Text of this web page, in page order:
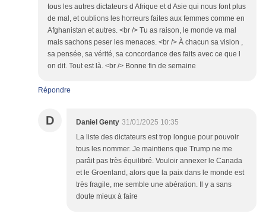
tous les autres dictateurs d Afrique et d Asie qui nous font plus
de mal, et oublions les horreurs faites aux femmes comme en
Afghanistan et autres. <br /> Tu as raison, le monde va mal
mais sachons peser les menaces. <br /> À chacun sa vision ,
sa pensée, sa vérité, sa concordance des faits avec ce que l
on dit. Tout est là. <br /> Bonne fin de semaine
Répondre
D Daniel Genty 31/01/2025 10:35
La liste des dictateurs est trop longue pour pouvoir
tous les nommer. Je maintiens que Trump ne me
parâit pas très équilibré. Vouloir annexer le Canada
et le Groenland, alors que la paix dans le monde est
très fragile, me semble une abération. Il y a sans
doute mieux à faire